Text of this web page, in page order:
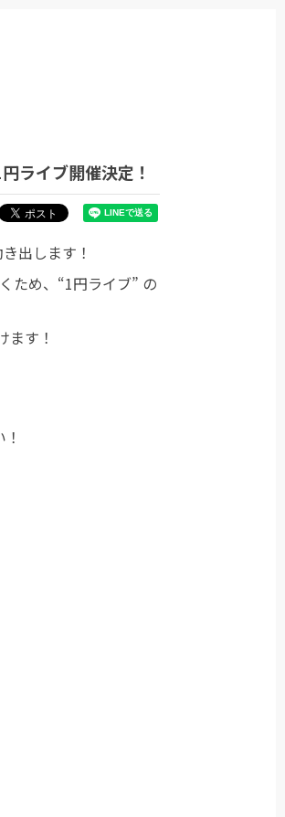
ライブ開催決定！
出します！
ため、“1円ライブ” の
ます！